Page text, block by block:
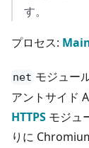
す。
プロセス:
net モジュー
アントサイド
HTTPS モジュ
りに